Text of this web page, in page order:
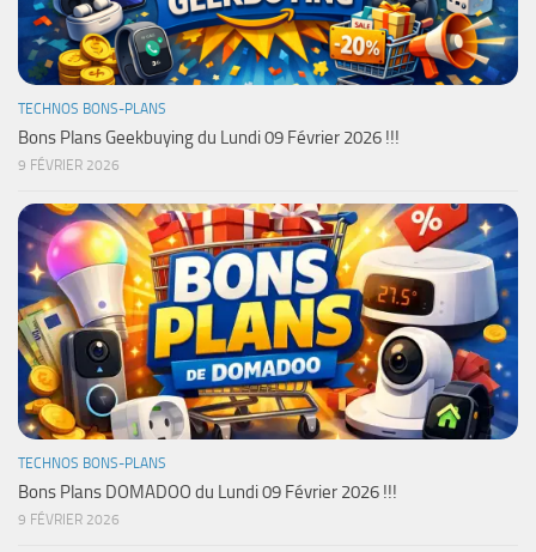
TECHNOS BONS-PLANS
Bons Plans Geekbuying du Lundi 09 Février 2026 !!!
9 FÉVRIER 2026
TECHNOS BONS-PLANS
Bons Plans DOMADOO du Lundi 09 Février 2026 !!!
9 FÉVRIER 2026